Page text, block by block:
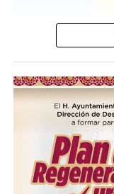
Compártelo: